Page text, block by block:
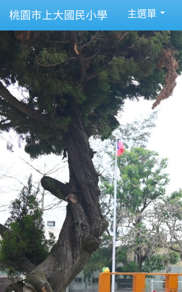
桃園市上大國民小學 主選單